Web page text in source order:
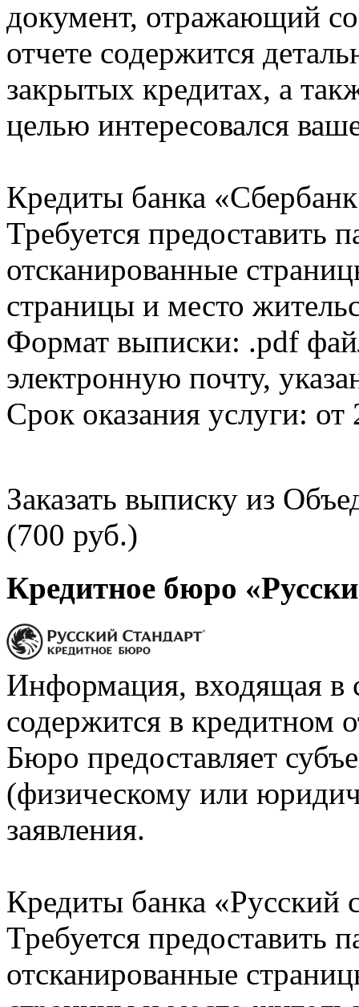
документ, отражающий
отчете содержится
закрытых кредитах, а
целью интересовался
Кредиты банка
Требуется предоставить
отсканированные
страницы и место
Формат выписки: .pdf
электронную почту,
Срок оказания услуги: от
Заказать выписку из
(700 руб.)
Кредитное бюро
Информация, входящая в
содержится в кредитном
Бюро предоставляет
(физическому или
заявления.
Кредиты банка «Русский
Требуется предоставить
отсканированные